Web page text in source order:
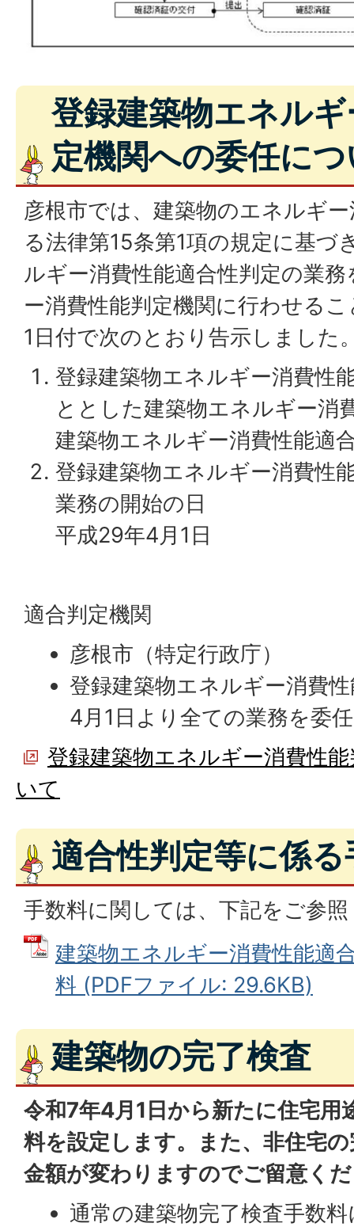
登録建築物エネル
定機関への委任に
彦根市では、建築物のエネルギ
る法律第15条第1項の規定に基づ
ルギー消費性能適合性判定の業
ー消費性能判定機関に行わせる
1日付で次のとおり告示しました
登録建築物エネルギー消費性
ととした建築物エネルギー消
建築物エネルギー消費性能適
登録建築物エネルギー消費性
業務の開始の日
平成29年4月1日
適合判定機関
彦根市（特定行政庁）
登録建築物エネルギー消費
4月1日より全ての業務を委
登録建築物エネルギー消費性
いて
適合性判定等に係る
手数料に関しては、下記をご参
建築物エネルギー消費性能適
料 (PDFファイル: 29.6KB)
建築物の完了検査
令和7年4月1日から新たに住宅用
料を設定します。また、非住宅
金額が変わりますのでご留意く
通常の建築物完了検査手数